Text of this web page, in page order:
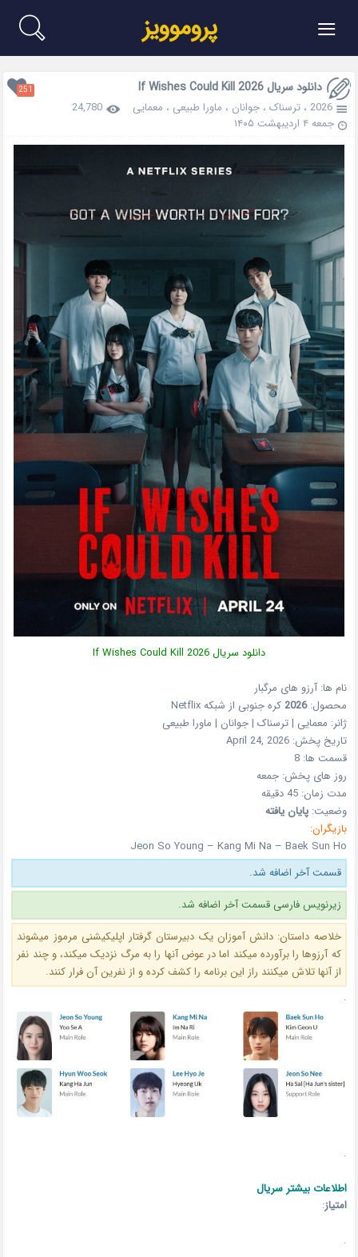
≡ پروموویز
دانلود سریال If Wishes Could Kill 2026 251
2026 ،ترسناک ،جوانان ، ماورا طبیعی ، معمایی
24,780
جمعه ۴ اردیبهشت ۱۴۰۵
دانلود سریال If Wishes Could Kill 2026
نام ها: آرزو های مرگبار
محصول:2026 کره جنوبی از شبکهNetflix
ژانر: معمایی | ترسناک | جوانان | ماورا طبیعی
تاریخ پخش:April 24, 2026
قسمت ها:8
روز های پخش:جمعه
مدت زمان: 45 دقیقه
وضعیت:پایان یافته
بازیگران:
Jeon So Young – Kang Mi Na – Baek Sun Ho
قسمت آخر اضافه شد.
زیرنویس فارسی قسمت آخر اضافه شد.
خلاصه داستان: دانش آموزان یک دبیرستان گرفتار اپلیکیشنی مرموز میشوند
که آرزوها را برآورده میکند اما در عوض آنها را به مرگ نزدیک میکند، و چند نفر
از آنها تلاش میکنند راز این برنامه را کشف کرده و از نفرین آن فرار کنند.
.
.
اطلاعات بیشتر سریال
امتیاز:
.